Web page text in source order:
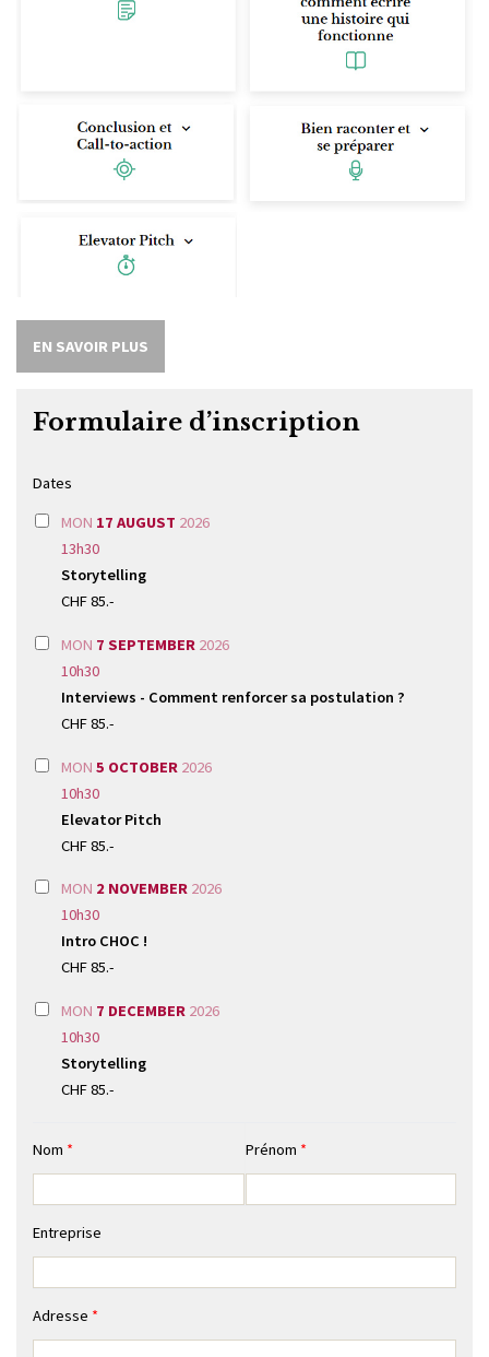
EN SAVOIR PLUS
Formulaire d’inscription
Dates
MON 17 AUGUST 2026
13h30
Storytelling
CHF 85.-
MON 7 SEPTEMBER 2026
10h30
Interviews - Comment renforcer sa postulation ?
CHF 85.-
MON 5 OCTOBER 2026
10h30
Elevator Pitch
CHF 85.-
MON 2 NOVEMBER 2026
10h30
Intro CHOC !
CHF 85.-
MON 7 DECEMBER 2026
10h30
Storytelling
CHF 85.-
Nom * Prénom *
Entreprise
Adresse *